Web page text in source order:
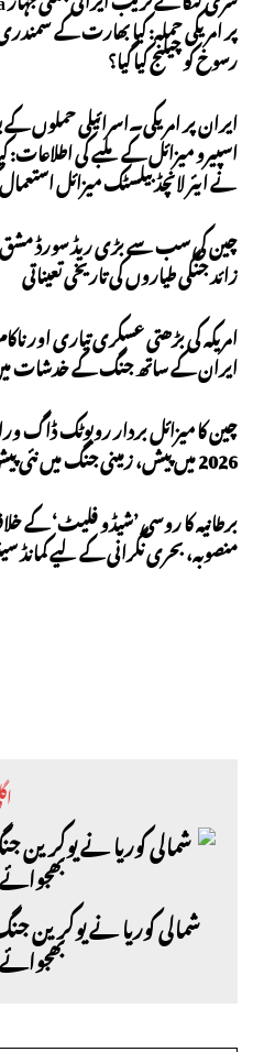
پر امریکی حملہ: کیا بھارت کے
رسوخ کو چیلنج کیا گیا؟
ایران پر امریکی۔اسرائیلی حملوں کے
اسپیرو میزائل کے ملبے کی اطلاعات:
نے ایئر لانچڈ بیلسٹک میزائل
زائد جنگی طیاروں کی تاریخی تعیناتی
امریکہ کی بڑھتی عسکری تیاری اور
ایران کے ساتھ جنگ کے خدشات
چین کا میزائل بردار روبوٹک ڈاگ
2026 میں پیش، زمینی جنگ میں نئی پیش رفت
برطانیہ کا روسی ’شیڈو فلیٹ‘ کے
منصوبہ، بحری نگرانی کے لیے کمانڈ
شمالی کوریا نے یوکرین